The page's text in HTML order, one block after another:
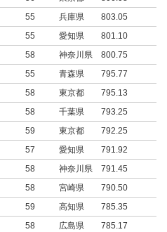
55 兵庫県
803.05
55 愛知県
801.10
58 神奈川県
800.75
55 青森県
795.77
58 東京都
795.13
58 千葉県
793.25
59 東京都
792.25
57 愛知県
791.92
58 神奈川県
791.45
58 宮崎県
790.50
59 高知県
785.35
58 広島県
785.17